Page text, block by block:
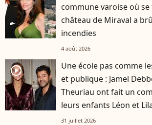
commune varoise où
château de Miraval a
incendies
4 août 2026
player2
Une école pas comme
et publique : Jamel
Theuriau ont fait un
leurs enfants Léon et
31 juillet 2026